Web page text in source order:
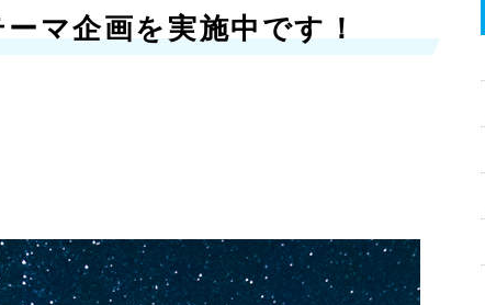
ーマ企画を実施中です！